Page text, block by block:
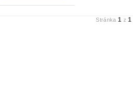
Stránka1 z1